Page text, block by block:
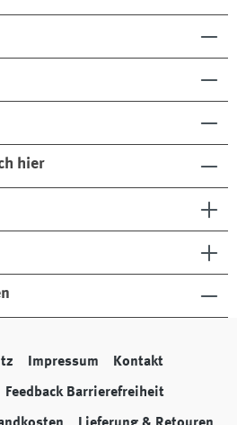
hier
Impressum Kontakt
Feedback Barrierefreiheit